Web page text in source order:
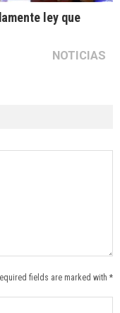
ley que
NOTICIAS
fields are marked with *